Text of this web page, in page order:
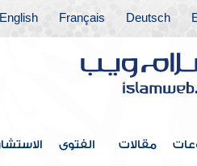
Deutsch
Français
English
مقالات الفتوى